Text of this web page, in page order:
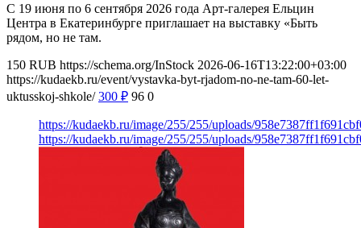
С 19 июня по 6 сентября 2026 года Арт-галерея Ельцин
Центра в Екатеринбурге приглашает на выставку «Быть
рядом, но не там.
150 RUB https://schema.org/InStock 2026-06-16T13:22:00+03:00
https://kudaekb.ru/event/vystavka-byt-rjadom-no-ne-tam-60-let-
uktusskoj-shkole/ 300 ₽ 96 0
https://kudaekb.ru/image/255/255/uploads/
https://kudaekb.ru/image/255/255/uploads/